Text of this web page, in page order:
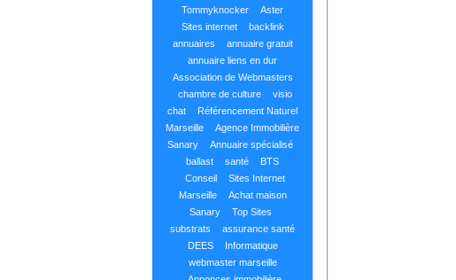
Tommyknocker
Aster
Sites internet
backlink
annuaires
annuaire gratuit
annuaire liens en dur
Association de Webmasters
chambre de culture
visio
chat
Référencement Naturel
Marseille
Agence Immobilière
Sanary
Annuaire spécialisé
ballast
santé
BTS
Conseil
Sites Internet
Marseille
Achat maison
Sanary
Top Sites
substrats
assurance santé
DEES
Informatique
webmaster marseille